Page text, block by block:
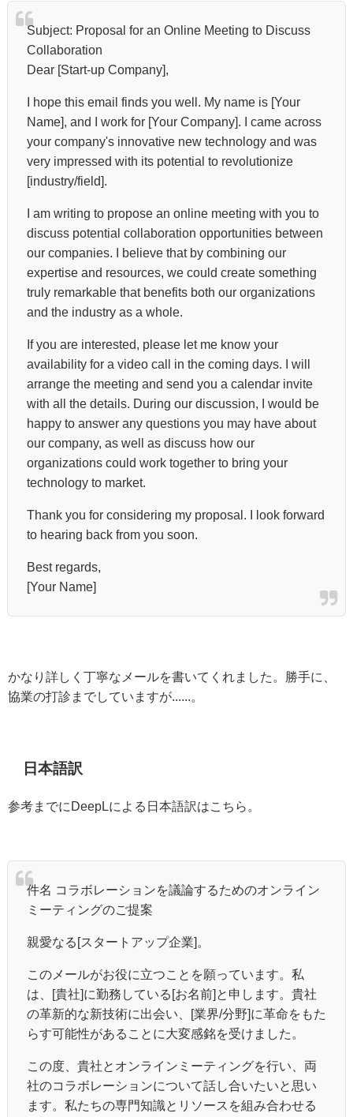
Subject: Proposal for an Online Meeting to Discuss
Collaboration
Dear [Start-up Company],
I hope this email finds you well. My name is [Your
Name], and I work for [Your Company]. I came across
your company's innovative new technology and was
very impressed with its potential to revolutionize
[industry/field].
I am writing to propose an online meeting with you to
discuss potential collaboration opportunities between
our companies. I believe that by combining our
expertise and resources, we could create something
truly remarkable that benefits both our organizations
and the industry as a whole.
If you are interested, please let me know your
availability for a video call in the coming days. I will
arrange the meeting and send you a calendar invite
with all the details. During our discussion, I would be
happy to answer any questions you may have about
our company, as well as discuss how our
organizations could work together to bring your
technology to market.
Thank you for considering my proposal. I look forward
to hearing back from you soon.
Best regards,
[Your Name]
かなり詳しく丁寧なメールを書いてくれました。勝手に、
協業の打診までしていますが......。
日本語訳
参考までにDeepLによる日本語訳はこちら。
件名 コラボレーションを議論するためのオンライン
ミーティングのご提案
親愛なる[スタートアップ企業]。
このメールがお役に立つことを願っています。私
は、[貴社]に勤務している[お名前]と申します。貴社
の革新的な新技術に出会い、[業界/分野]に革命をもた
らす可能性があることに大変感銘を受けました。
この度、貴社とオンラインミーティングを行い、両
社のコラボレーションについて話し合いたいと思い
ます。私たちの専門知識とリソースを組み合わせる